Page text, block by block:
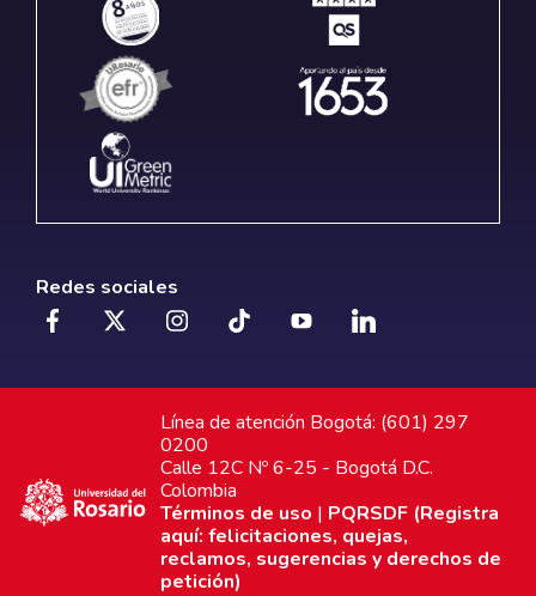
Redes sociales
Línea de atención Bogotá: (601) 297
0200
Calle 12C Nº 6-25 - Bogotá D.C.
Colombia
Términos de uso | PQRSDF (Registra
aquí: felicitaciones, quejas,
reclamos, sugerencias y derechos de
petición)